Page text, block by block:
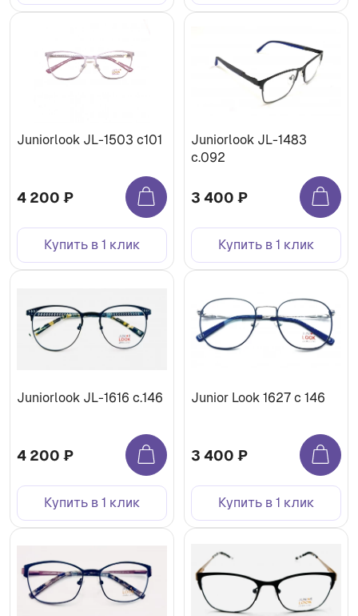
Juniorlook JL-1503 c101
4 200 ₽
Купить в 1 клик
Juniorlook JL-1483
c.092
3 400 ₽
Купить в 1 клик
Juniorlook JL-1616 c.146
4 200 ₽
Купить в 1 клик
Junior Look 1627 c 146
3 400 ₽
Купить в 1 клик